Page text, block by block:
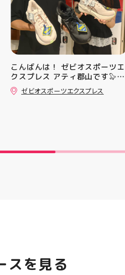
こんばんは！ ゼビオスポーツエ
クスプレス アティ郡山です🦭
・ ★本日のラジオ★は アシッ
クスからランニングシューズ
☆ASICSGRIPを前足部に追加
ニングシューズの最新作になり
ます！ ・ 気になる方は是非、
ゼビオスポーツエクスプレス
スを見る